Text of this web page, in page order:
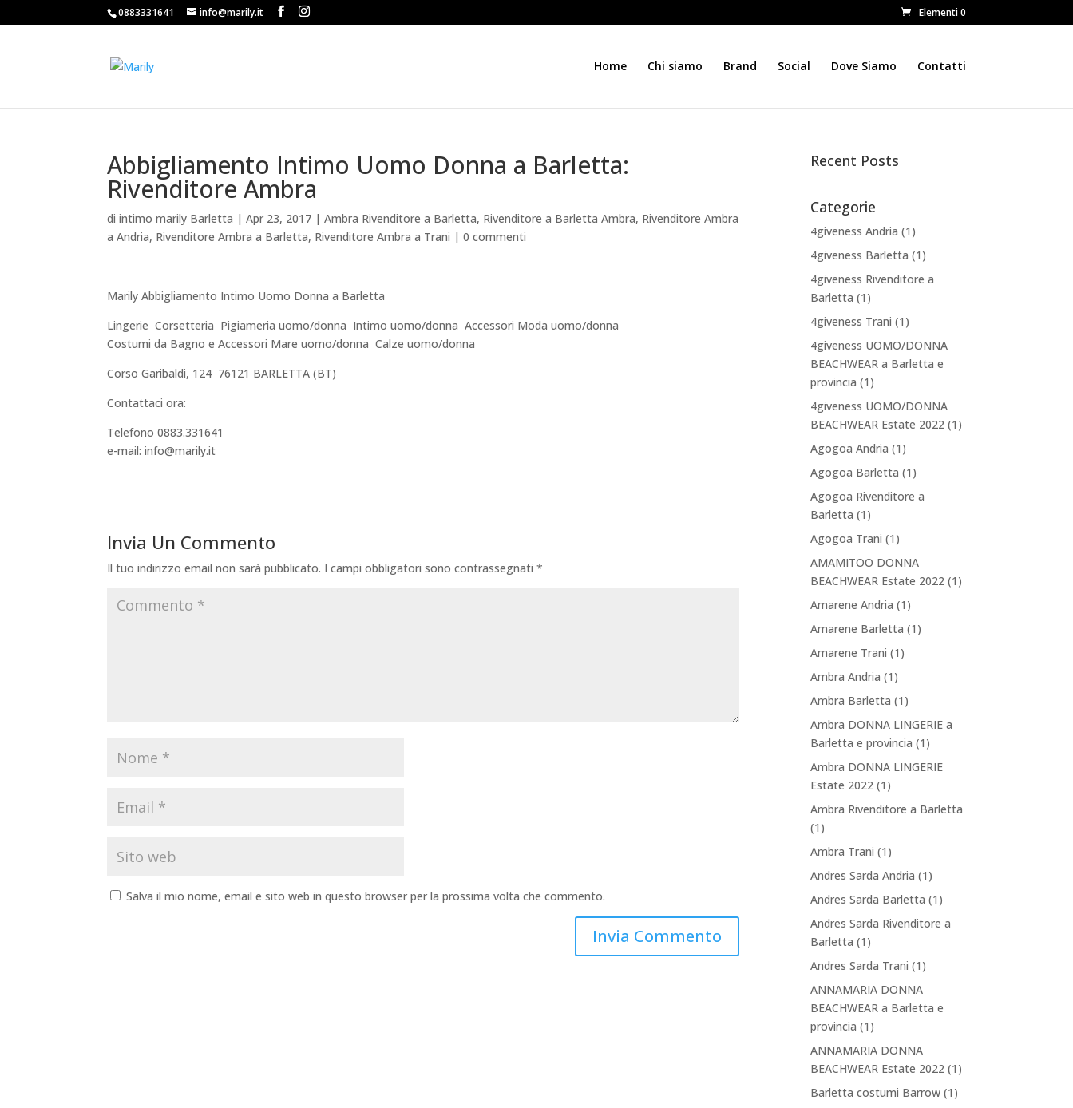
0883331641 info@marily.it Elementi 0
Home Chi siamo Brand Social Dove Siamo Contatti
Abbigliamento Intimo Uomo Donna a Barletta:
Rivenditore Ambra
diintimo marily Barletta |Apr 23, 2017 |Ambra Rivenditore a Barletta, Rivenditore a Barletta Ambra, Rivenditore Ambra
a Andria, Rivenditore Ambra a Barletta, Rivenditore Ambra a Trani |0 commenti
Marily Abbigliamento Intimo Uomo Donna a Barletta
Lingerie  Corsetteria  Pigiameria uomo/donna  Intimo uomo/donna  Accessori Moda uomo/donna
Costumi da Bagno e Accessori Mare uomo/donna  Calze uomo/donna
Corso Garibaldi, 124  76121 BARLETTA (BT)
Contattaci ora:
Telefono 0883.331641
e-mail: info@marily.it
Invia Un Commento
Il tuo indirizzo email non sarà pubblicato. I campi obbligatori sono contrassegnati*
Salva il mio nome, email e sito web in questo browser per la prossima volta che commento.
Recent Posts
Categorie
4giveness Andria (1)
4giveness Barletta (1)
4giveness Rivenditore a
Barletta (1)
4giveness Trani (1)
4giveness UOMO/DONNA
BEACHWEAR a Barletta e
provincia (1)
4giveness UOMO/DONNA
BEACHWEAR Estate 2022 (1)
Agogoa Andria (1)
Agogoa Barletta (1)
Agogoa Rivenditore a
Barletta (1)
Agogoa Trani (1)
AMAMITOO DONNA
BEACHWEAR Estate 2022 (1)
Amarene Andria (1)
Amarene Barletta (1)
Amarene Trani (1)
Ambra Andria (1)
Ambra Barletta (1)
Ambra DONNA LINGERIE a
Barletta e provincia (1)
Ambra DONNA LINGERIE
Estate 2022 (1)
Ambra Rivenditore a Barletta
(1)
Ambra Trani (1)
Andres Sarda Andria (1)
Andres Sarda Barletta (1)
Andres Sarda Rivenditore a
Barletta (1)
Andres Sarda Trani (1)
ANNAMARIA DONNA
BEACHWEAR a Barletta e
provincia (1)
ANNAMARIA DONNA
BEACHWEAR Estate 2022 (1)
Barletta costumi Barrow (1)